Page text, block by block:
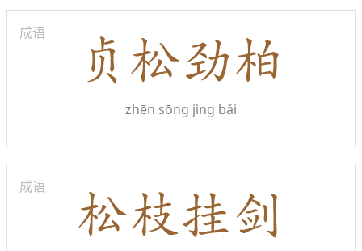
成语
zhēn sōng jìng bǎi
成语